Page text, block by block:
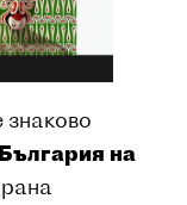
знаково
на